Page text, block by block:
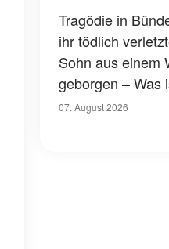
Tragödie in
ihr tödlich
Sohn aus einem
geborgen – Was
07. August 2026